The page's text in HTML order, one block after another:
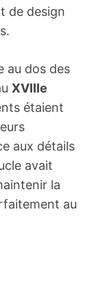
de design
au dos des
XVIIIe
étaient
aux détails
avait
la
au